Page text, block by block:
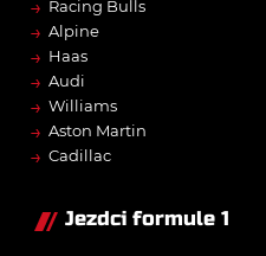
→ Racing Bulls
→ Alpine
→ Haas
→ Audi
→ Williams
→ Aston Martin
→ Cadillac
Jezdci formule 1